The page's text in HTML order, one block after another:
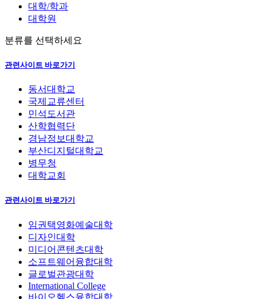
대학/학과
대학원
분류를 선택하세요
관련사이트 바로가기
동서대학교
국제교류센터
민석도서관
산학협력단
경남정보대학교
부산디지털대학교
병무청
대학교회
관련사이트 바로가기
임권택영화예술대학
디자인대학
미디어콘텐츠대학
소프트웨어융합대학
글로벌관광대학
International College
바이오헬스융합대학